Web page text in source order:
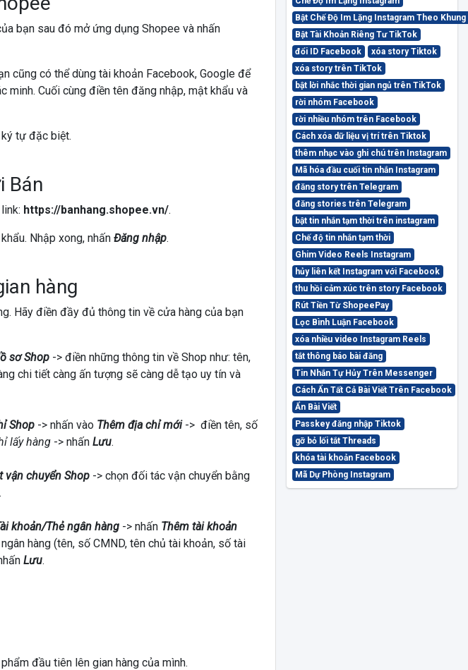
bạn sau đó mở ứng dụng Shopee và nhấn
cũng có thể dùng tài khoản Facebook, Google để
minh. Cuối cùng điền tên đăng nhập, mật khẩu và
tự đặc biệt.
Bán
https://banhang.shopee.vn/.
Nhập xong, nhấn Đăng nhập.
hàng
Hãy điền đầy đủ thông tin về cửa hàng của bạn
sơ Shop-> điền những thông tin về Shop như: tên,
chi tiết càng ấn tượng sẽ càng dễ tạo uy tín và
Shop-> nhấn vào Thêm địa chỉ mới-> điền tên, số
lấy hàng-> nhấn Lưu.
vận chuyển Shop-> chọn đối tác vận chuyển bằng
khoản/Thẻ ngân hàng-> nhấn Thêm tài khoản
hàng (tên, số CMND, tên chủ tài khoản, số tài
Lưu.
đầu tiên lên gian hàng của mình.
Bật Chế Độ Im Lặng Instagram Theo Khung
Bật Tài Khoản Riêng Tư TikTok
đổi ID Facebook
xóa story Tiktok
xóa story trên TikTok
bật lời nhắc thời gian ngủ trên TikTok
rời nhóm Facebook
rời nhiều nhóm trên Facebook
Cách xóa dữ liệu vị trí trên Tiktok
thêm nhạc vào ghi chú trên Instagram
Mã hóa đầu cuối tin nhắn Instagram
đăng story trên Telegram
đăng stories trên Telegram
bật tin nhắn tạm thời trên instagram
Chế độ tin nhắn tạm thời
Ghim Video Reels Instagram
hủy liên kết Instagram với Facebook
thu hồi cảm xúc trên story Facebook
Rút Tiền Từ ShopeePay
Lọc Bình Luận Facebook
xóa nhiều video Instagram Reels
tắt thông báo bài đăng
Tin Nhắn Tự Hủy Trên Messenger
Cách Ẩn Tất Cả Bài Viết Trên Facebook
Ẩn Bài Viết
Passkey đăng nhập Tiktok
gỡ bỏ lối tắt Threads
khóa tài khoản Facebook
Mã Dự Phòng Instagram